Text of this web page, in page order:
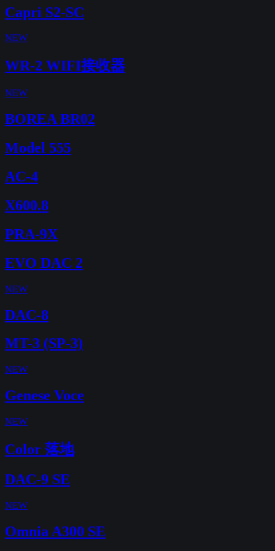
Capri S2-SC
NEW
WR-2 WIFI接收器
NEW
BOREA BR02
Model 555
AC-4
X600.8
PRA-9X
EVO DAC 2
NEW
DAC-8
MT-3 (SP-3)
NEW
Genese Voce
NEW
Color 落地
DAC-9 SE
NEW
Omnia A300 SE